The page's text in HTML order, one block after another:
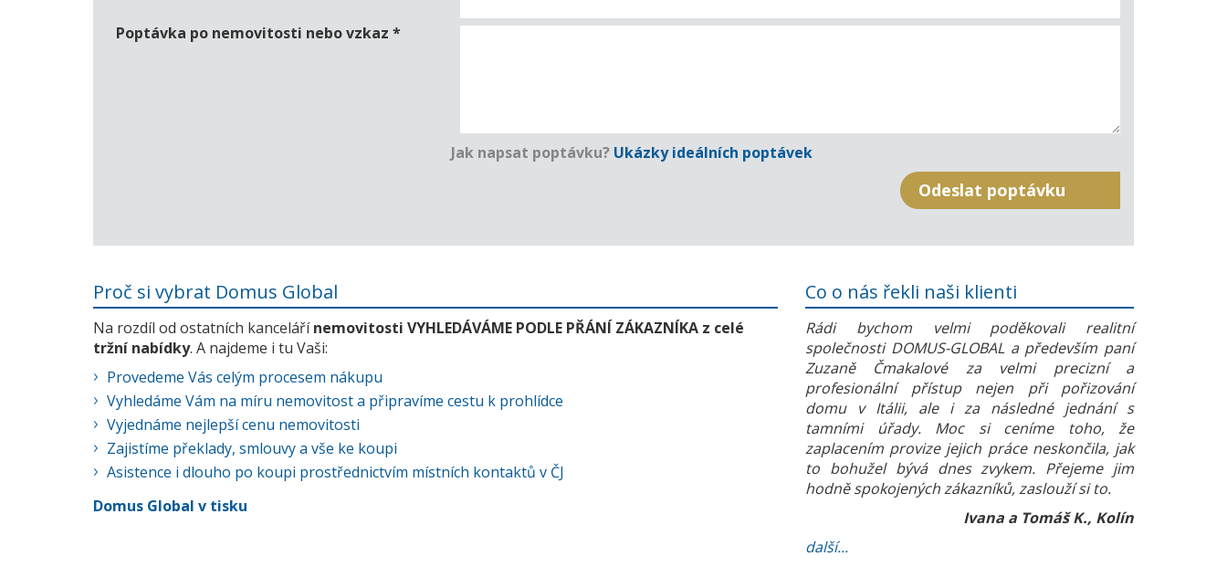
Poptávka po nemovitosti nebo vzkaz *
Jak napsat poptávku? Ukázky ideálních poptávek
Proč si vybrat Domus Global
Na rozdíl od ostatních kancelářínemovitosti VYHLEDÁVÁME PODLE PŘÁNÍ ZÁKAZNÍKA z celé
tržní nabídky. A najdeme i tu Vaši:
Provedeme Vás celým procesem nákupu
Vyhledáme Vám na míru nemovitost a připravíme cestu k prohlídce
Vyjednáme nejlepší cenu nemovitosti
Zajistíme překlady, smlouvy a vše ke koupi
Asistence i dlouho po koupi prostřednictvím místních kontaktů v ČJ
Domus Global v tisku
Co o nás řekli naši klienti
Rádi bychom velmi poděkovali realitní
společnosti DOMUS-GLOBAL a především paní
Zuzaně Čmakalové za velmi precizní a
profesionální přístup nejen při pořizování
domu v Itálii, ale i za následné jednání s
tamními úřady. Moc si ceníme toho, že
zaplacením provize jejich práce neskončila, jak
to bohužel bývá dnes zvykem. Přejeme jim
hodně spokojených zákazníků, zaslouží si to.
Ivana a Tomáš K., Kolín
další...